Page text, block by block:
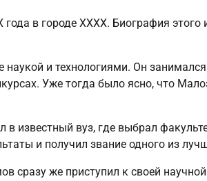
в городе ХХХХ. Биография этого
наукой и технологиями. Он
Уже тогда было ясно, что
в известный вуз, где выбрал
и получил звание одного из
сразу же приступил к своей